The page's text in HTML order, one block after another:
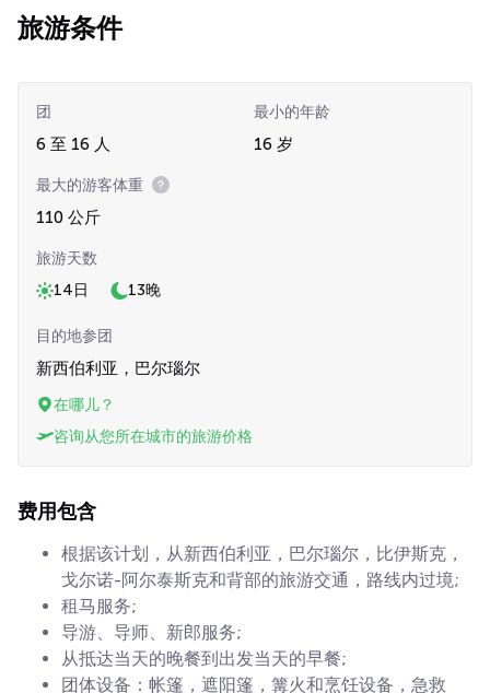
旅游条件
团
6 至 16 人
最小的年龄
16 岁
最大的游客体重
110 公斤
旅游天数
14日
13晚
目的地参团
新西伯利亚，巴尔瑙尔
在哪儿？
咨询从您所在城市的旅游价格
费用包含
根据该计划，从新西伯利亚，巴尔瑙尔，比伊斯克，
戈尔诺-阿尔泰斯克和背部的旅游交通，路线内过境;
租马服务;
导游、导师、新郎服务;
从抵达当天的晚餐到出发当天的早餐;
团体设备：帐篷，遮阳篷，篝火和烹饪设备，急救